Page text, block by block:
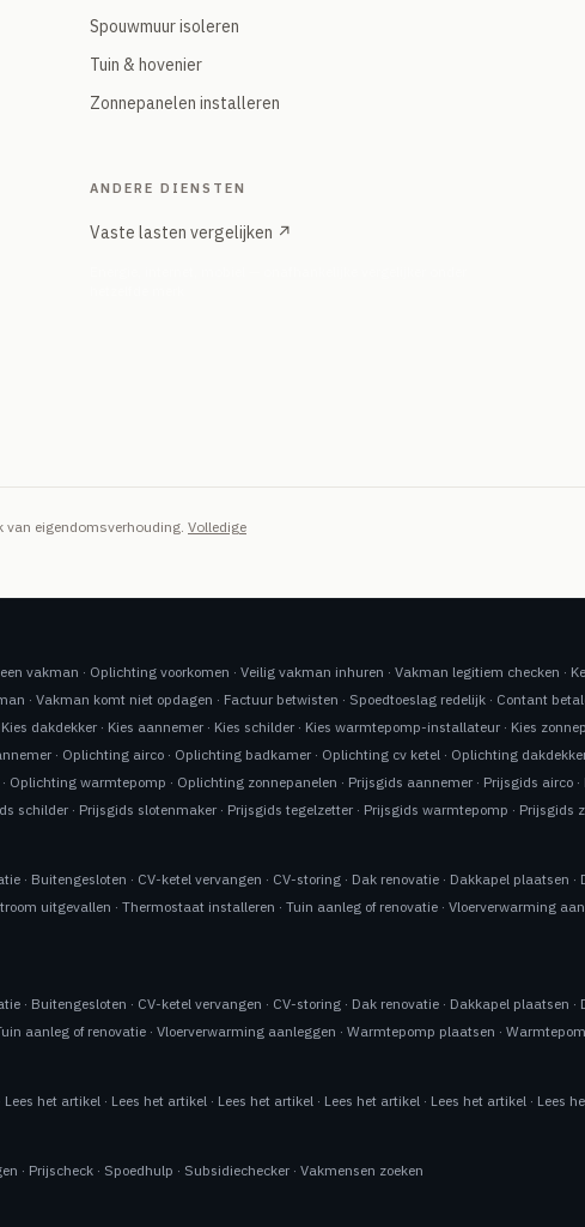
Spouwmuur isoleren
Tuin & hovenier
Zonnepanelen installeren
ANDERE DIENSTEN
Vaste lasten vergelijken ↗
eigendomsverhouding. Volledige
vakman · Oplichting voorkomen ·Veilig vakman inhuren ·Vakman legitiem checken ·
·Vakman komt niet opdagen · Factuur betwisten · Spoedtoeslag redelijk · Contant
Kies dakdekker · Kies aannemer · Kies schilder · Kies warmtepomp-installateur · Kies
· Oplichting airco · Oplichting badkamer · Oplichting cv ketel · Oplichting
· Oplichting warmtepomp · Oplichting zonnepanelen · Prijsgids aannemer · Prijsgids airco ·
schilder · Prijsgids slotenmaker · Prijsgids tegelzetter · Prijsgids warmtepomp · Prijsgids
· Buitengesloten · CV-ketel vervangen · CV-storing · Dak renovatie · Dakkapel plaatsen ·
uitgevallen ·Thermostaat installeren ·Tuin aanleg of renovatie ·Vloerverwarming
· Buitengesloten · CV-ketel vervangen · CV-storing · Dak renovatie · Dakkapel plaatsen ·
aanleg of renovatie ·Vloerverwarming aanleggen ·Warmtepomp plaatsen ·
Lees het artikel · Lees het artikel · Lees het artikel · Lees het artikel · Lees het artikel · Lees
· Prijscheck · Spoedhulp · Subsidiechecker ·Vakmensen zoeken